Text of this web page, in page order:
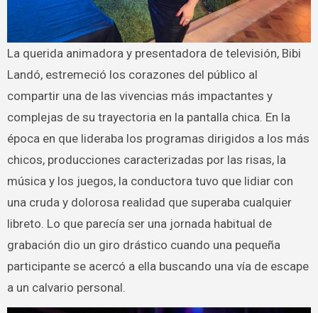
La querida animadora y presentadora de televisión, Bibi
Landó, estremeció los corazones del público al
compartir una de las vivencias más impactantes y
complejas de su trayectoria en la pantalla chica. En la
época en que lideraba los programas dirigidos a los más
chicos, producciones caracterizadas por las risas, la
música y los juegos, la conductora tuvo que lidiar con
una cruda y dolorosa realidad que superaba cualquier
libreto. Lo que parecía ser una jornada habitual de
grabación dio un giro drástico cuando una pequeña
participante se acercó a ella buscando una vía de escape
a un calvario personal.